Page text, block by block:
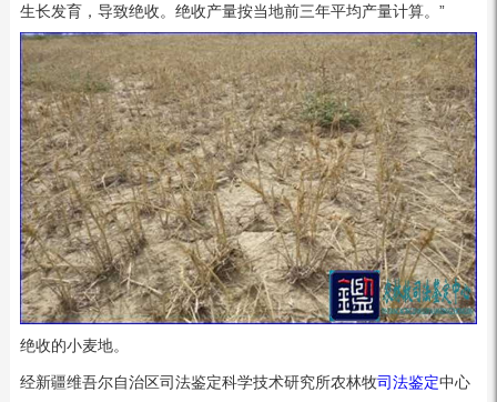
生长发育，导致绝收。绝收产量按当地前三年平均产量计算。”
绝收的小麦地。
经新疆维吾尔自治区司法鉴定科学技术研究所农林牧司法鉴定中心